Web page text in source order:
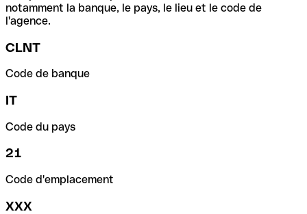
notamment la banque, le pays, le lieu et le code de
l'agence.
CLNT
Code de banque
IT
Code du pays
21
Code d'emplacement
XXX